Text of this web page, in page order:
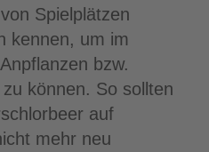
Spielplätzen
kennen, um im
bzw.
können. So sollten
auf
mehr neu